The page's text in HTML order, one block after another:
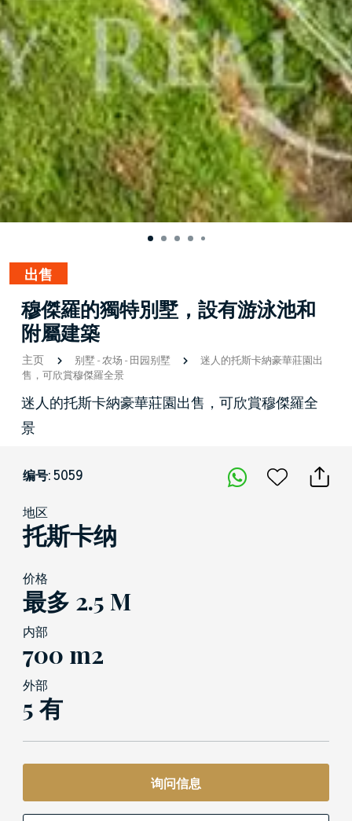
出售
穆傑羅的獨特別墅，設有游泳池和
附屬建築
主页 别墅-农场-田园别墅
迷人的托斯卡納豪華莊園出
售，可欣賞穆傑羅全景
迷人的托斯卡納豪華莊園出售，可欣賞穆傑羅全
景
编号: 5059
地区
托斯卡纳
价格
最多 2.5 M
内部
700 m2
外部
5 有
询问信息